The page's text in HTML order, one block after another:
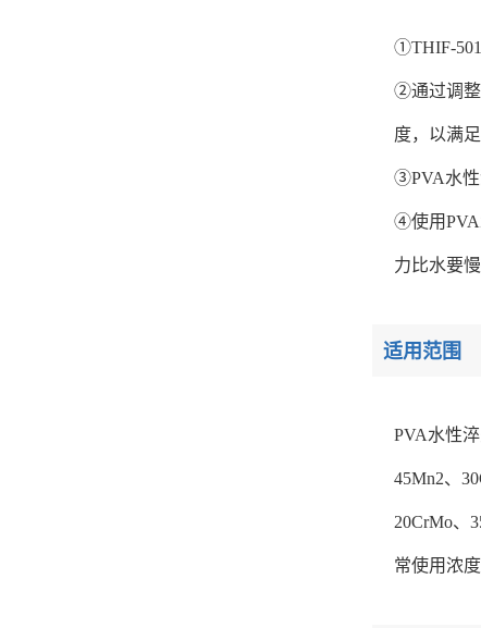
①THIF-
②通过调整
度，以满
③PVA水性
④使用PVA
力比水要
适用范围
PVA水性
45Mn2、
20CrMo、
常使用浓度